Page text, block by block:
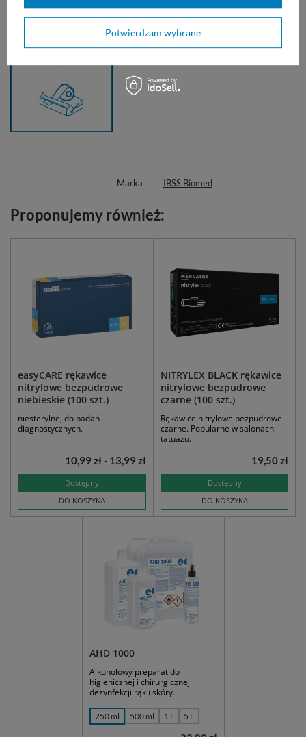
Marka IBSS Biomed
Proponujemy również:
easyCARE rękawice
nitrylowe bezpudrowe
niebieskie (100 szt.)
niesterylne, do badań
diagnostycznych.
Dostępny
DO KOSZYKA
10,99 zł - 13,99 zł
NITRYLEX BLACK rękawice
nitrylowe bezpudrowe
czarne (100 szt.)
Rękawice nitrylowe bezpudrowe
czarne. Popularne w salonach
tatuażu.
Dostępny
DO KOSZYKA
19,50 zł
AHD 1000
Alkoholowy preparat do
higienicznej i chirurgicznej
dezynfekcji rąk i skóry.
250 ml 500 ml 1 L 5 L
Potwierdzam wybrane